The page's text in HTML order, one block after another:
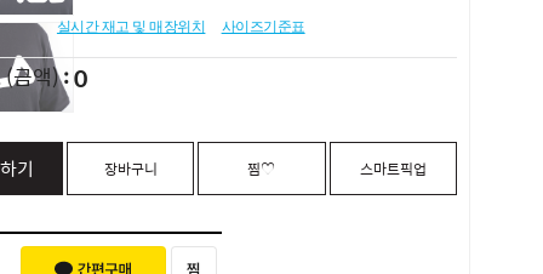
실시간 재고 및 매장위치 사이즈기준표
(금액) 0
기 장바구니 찜♡ 스마트픽업